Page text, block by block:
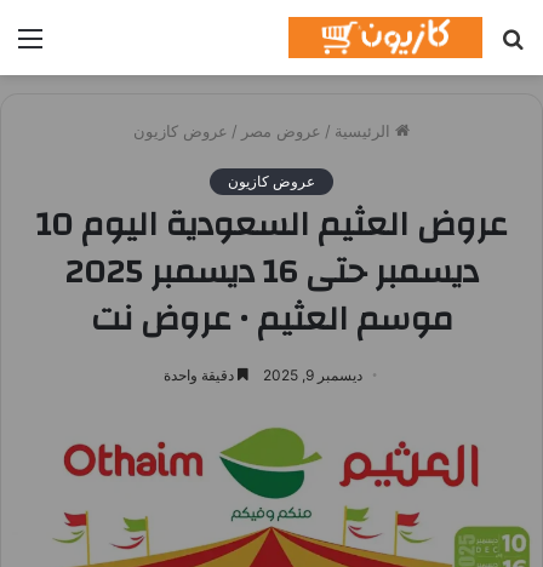
عن
الرئيسية / عروض مصر / عروض كازيون
عروض كازيون
عروض العثيم السعودية اليوم 10
ديسمبر حتى 16 ديسمبر 2025
موسم العثيم • عروض نت
ديسمبر 9, 2025 دقيقة واحدة